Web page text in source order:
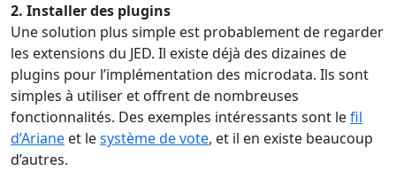
2. Installer des plugins
Une solution plus simple est probablement de regarder
les extensions du JED. Il existe déjà des dizaines de
plugins pour l’implémentation des microdata. Ils sont
simples à utiliser et offrent de nombreuses
fonctionnalités. Des exemples intéressants sont lefil
d’Ariane et lesystème de vote, et il en existe beaucoup
d’autres.